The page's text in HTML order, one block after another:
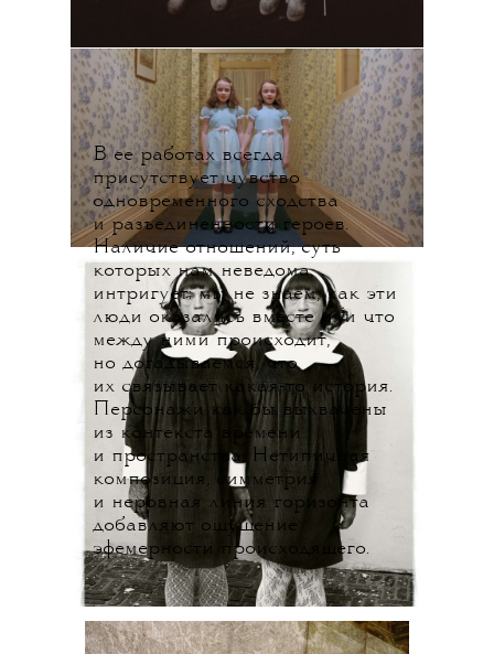
В ее работах всегда
присутствует чувство
одновременного сходства
и разъединенности героев.
Наличие отношений, суть
которых нам неведома,
интригует: мы не знаем, как эти
люди оказались вместе или что
между ними происходит,
но догадываемся, что
их связывает какая-то история.
Персонажи как бы выхвачены
из контекста времени
и пространства. Нетипичная
композиция, симметрия
и неровная линия горизонта
добавляют ощущение
эфемерности происходящего.